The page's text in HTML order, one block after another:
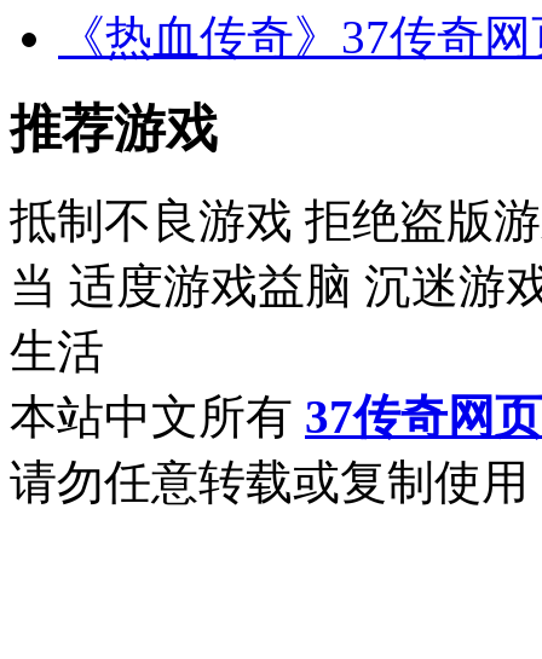
《热血传奇》37传奇
推荐游戏
抵制不良游戏 拒绝盗版
当 适度游戏益脑 沉迷游
生活
本站中文所有 37传奇网
请勿任意转载或复制使用